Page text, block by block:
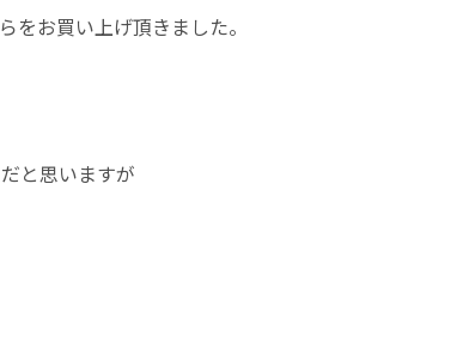
をお買い上げ頂きました。
と思いますが